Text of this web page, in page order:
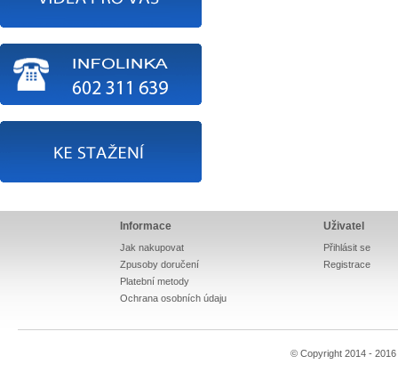
Informace
Jak nakupovat
Zpusoby doručení
Platební metody
Ochrana osobních údaju
Uživatel
Přihlásit se
Registrace
© Copyright 2014 - 2016